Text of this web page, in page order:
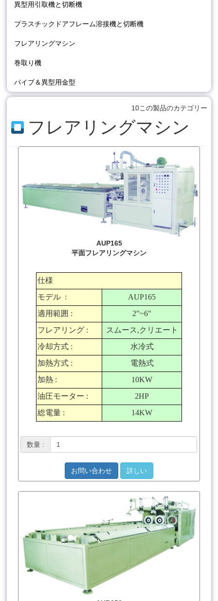
異型用引取機と切断機
プラスチックドアフレーム溶接機と切断機
フレアリングマシン
巻取り機
パイプ＆異型用金型
10この製品のカテゴリー
フレアリングマシン
AUP165
平面フレアリングマシン
仕様
モデル:
AUP165
適用範囲 :
2"~6"
フレアリング : スムース,クリエート
冷却方式 :
水冷式
加熱方式 :
電熱式
加熱 :
10KW
油圧モーター :
2HP
総電量 : 14KW
数量 :
お問い合わせ 詳しい